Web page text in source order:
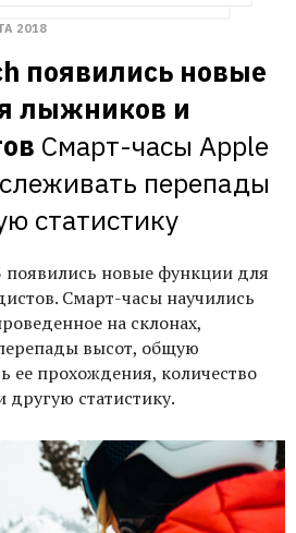
2018
появились новые
лыжников и
Смарт-часы Apple
перепады
статистику
появились новые функции для
Смарт-часы научились
на склонах,
высот, общую
ее прохождения, количество
статистику.